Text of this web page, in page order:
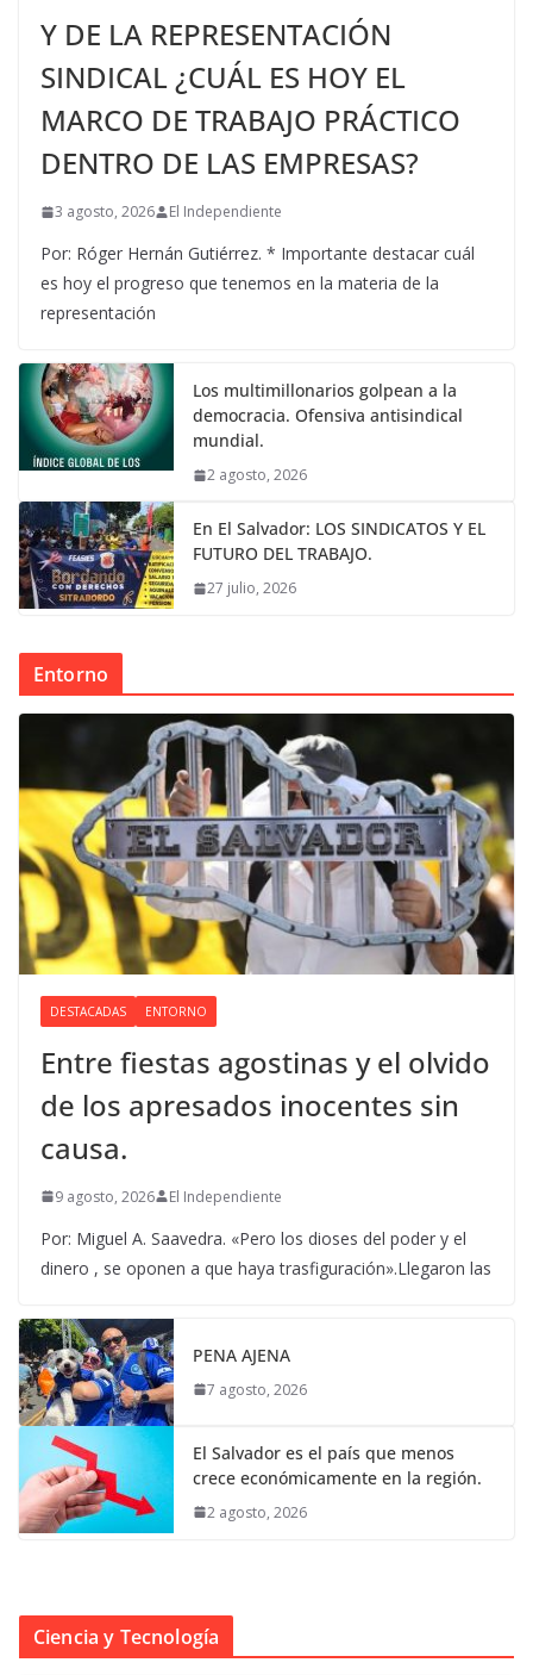
Y DE LA REPRESENTACIÓN
SINDICAL ¿CUÁL ES HOY EL
MARCO DE TRABAJO PRÁCTICO
DENTRO DE LAS EMPRESAS?
3 agosto, 2026 El Independiente
Por: Róger Hernán Gutiérrez. * Importante destacar cuál
es hoy el progreso que tenemos en la materia de la
representación
Los multimillonarios golpean a la
democracia. Ofensiva antisindical
mundial.
2 agosto, 2026
En El Salvador: LOS SINDICATOS Y EL
FUTURO DEL TRABAJO.
27 julio, 2026
Entorno
DESTACADAS ENTORNO
Entre fiestas agostinas y el olvido
de los apresados inocentes sin
causa.
9 agosto, 2026 El Independiente
Por: Miguel A. Saavedra. «Pero los dioses del poder y el
dinero , se oponen a que haya trasfiguración».Llegaron las
PENA AJENA
7 agosto, 2026
El Salvador es el país que menos
crece económicamente en la región.
2 agosto, 2026
Ciencia y Tecnología